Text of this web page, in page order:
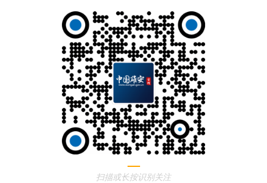
扫描或长按识别关注